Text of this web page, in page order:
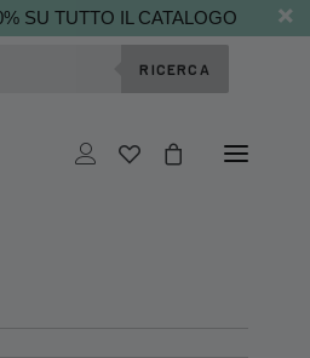
SU TUTTO IL CATALOGO
RICERCA